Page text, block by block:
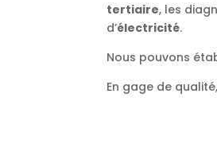
tertiaire, les
d’électricité.
Nous pouvons
En gage de